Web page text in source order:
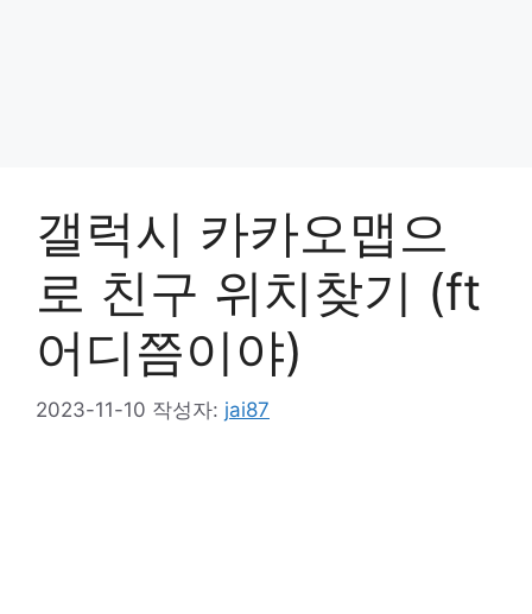
갤럭시 카카오맵으
로 친구 위치찾기 (ft
어디쯤이야)
2023-11-10 작성자: jai87